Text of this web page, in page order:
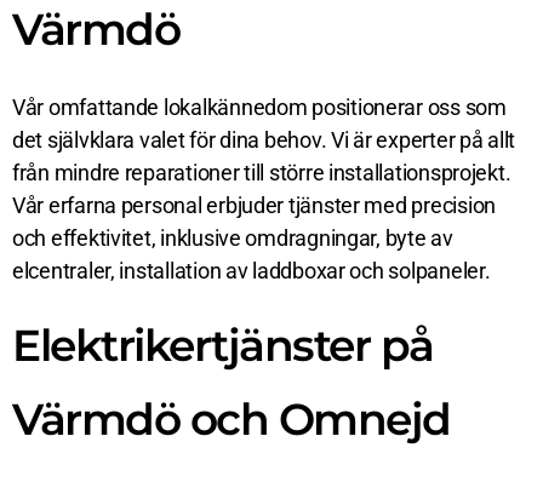
Värmdö
Vår omfattande lokalkännedom positionerar oss som
det självklara valet för dina behov. Vi är experter på allt
från mindre reparationer till större installationsprojekt.
Vår erfarna personal erbjuder tjänster med precision
och effektivitet, inklusive omdragningar, byte av
elcentraler, installation av laddboxar och solpaneler.
Elektrikertjänster på
Värmdö och Omnejd